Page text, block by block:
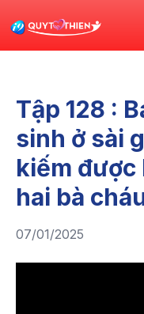
Tập 128 :
sinh ở sài
kiếm được
hai bà
07/01/2025